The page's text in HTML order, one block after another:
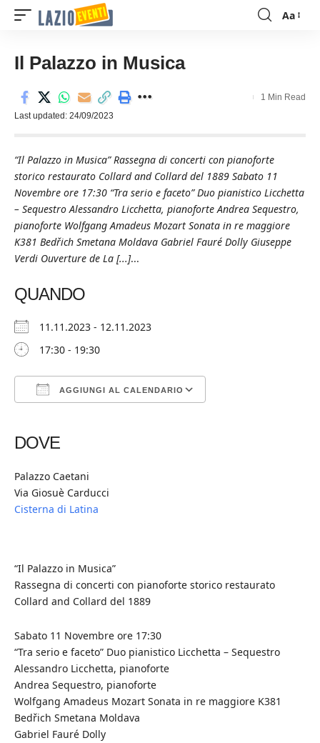
Font
Aa
Il Palazzo in Musica
Last updated: 24/09/2023
1 Min Read
“Il Palazzo in Musica” Rassegna di concerti con pianoforte
storico restaurato Collard and Collard del 1889 Sabato 11
Novembre ore 17:30 “Tra serio e faceto” Duo pianistico Licchetta
– Sequestro Alessandro Licchetta, pianoforte Andrea Sequestro,
pianoforte Wolfgang Amadeus Mozart Sonata in re maggiore
K381 Bedřich Smetana Moldava Gabriel Fauré Dolly Giuseppe
Verdi Ouverture de La [...]...
QUANDO
11.11.2023 - 12.11.2023
17:30 - 19:30
AGGIUNGI AL CALENDARIO
DOVE
Palazzo Caetani
Via Giosuè Carducci
Cisterna di Latina
“Il Palazzo in Musica”
Rassegna di concerti con pianoforte storico restaurato
Collard and Collard del 1889
Sabato 11 Novembre ore 17:30
“Tra serio e faceto” Duo pianistico Licchetta – Sequestro
Alessandro Licchetta, pianoforte
Andrea Sequestro, pianoforte
Wolfgang Amadeus Mozart Sonata in re maggiore K381
Bedřich Smetana Moldava
Gabriel Fauré Dolly